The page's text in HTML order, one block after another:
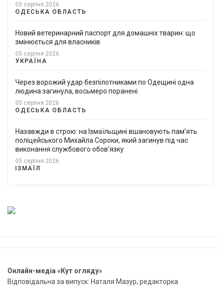
05 серпня 2026
ОДЕСЬКА ОБЛАСТЬ
Новий ветеринарний паспорт для домашніх тварин: що
змінюється для власників
05 серпня 2026
УКРАЇНА
Через ворожий удар безпілотниками по Одещині одна
людина загинула, восьмеро поранені
05 серпня 2026
ОДЕСЬКА ОБЛАСТЬ
Назавжди в строю: на Ізмаїльщині вшановують пам’ять
поліцейського Михайла Сороки, який загинув під час
виконання службового обов’язку
05 серпня 2026
ІЗМАЇЛ
Онлайн-медіа «Кут огляду»
Відповідальна за випуск: Наталя Мазур, редакторка